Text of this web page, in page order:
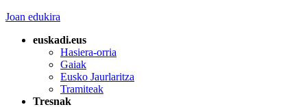
Joan edukira
euskadi.eus
Hasiera-orria
Gaiak
Eusko Jaurlaritza
Tramiteak
Tresnak